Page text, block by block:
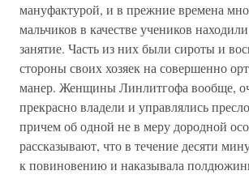
мануфактурой, и в прежние времена
мальчиков в качестве учеников
занятие. Часть из них были сироты и
стороны своих хозяек на совершенно
манер. Женщины Линлитгофа вообще,
прекрасно владели и управлялись
причем об одной не в меру дородной
рассказывают, что в течение десяти
к повиновению и наказывала